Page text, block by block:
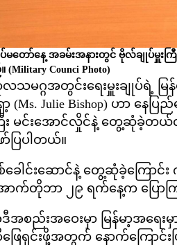
မတော်နေ့ အခမ်းအနားတွင် ဗိုလ်ချုပ်မှူးက
(Military Counci Photo)
သမဂ္ဂအတွင်းရေးမှူးချုပ်ရဲ့ မ
ာ့ (Ms. Julie Bishop) ဟာ နေ
း မင်းအောင်လှိုင်နဲ့ တွေ့ဆုံခဲ့
ာ်ပြပါတယ်။
ခေါင်းဆောင်နဲ့ တွေ့ဆုံခဲ့ကြေ
ာက်တိုဘာ ၂၉ ရက်နေ့က ပြော
အစည်းအဝေးမှာ မြန်မာ့အရေ
ြေရှင်းဖို့အတွက် နောက်ကြောင်